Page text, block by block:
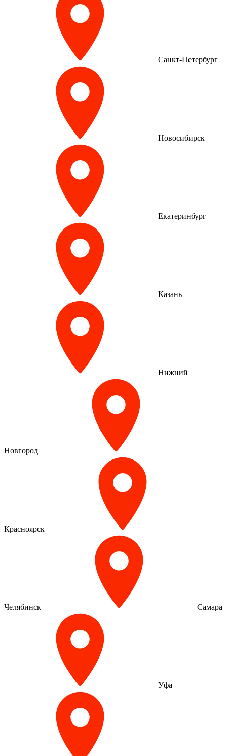
Санкт-Петербург
Новосибирск
Екатеринбург
Казань
Нижний
Новгород
Красноярск
Челябинск Самара
Уфа